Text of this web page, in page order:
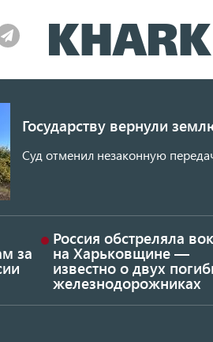
Государству вернули
Суд отменил незаконную
за
Россия обстреляла
на Харьковщине —
известно о двух
железнодорожниках